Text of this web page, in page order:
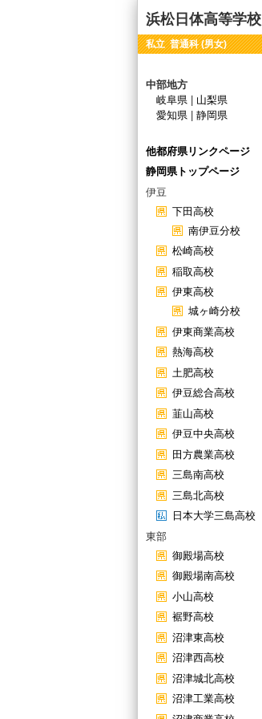
浜松日体高等学校
私立 普通科 (男女)
中部地方
岐阜県
山梨県
愛知県
静岡県
他都府県リンクページ
静岡県トップページ
伊豆
下田高校
南伊豆分校
松崎高校
稲取高校
伊東高校
城ヶ崎分校
伊東商業高校
熱海高校
土肥高校
伊豆総合高校
韮山高校
伊豆中央高校
田方農業高校
三島南高校
三島北高校
日本大学三島高校
東部
御殿場高校
御殿場南高校
小山高校
裾野高校
沼津東高校
沼津西高校
沼津城北高校
沼津工業高校